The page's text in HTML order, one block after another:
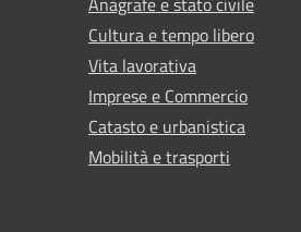
Cultura e tempo libero
Vita lavorativa
Imprese e Commercio
Catasto e urbanistica
Mobilità e trasporti